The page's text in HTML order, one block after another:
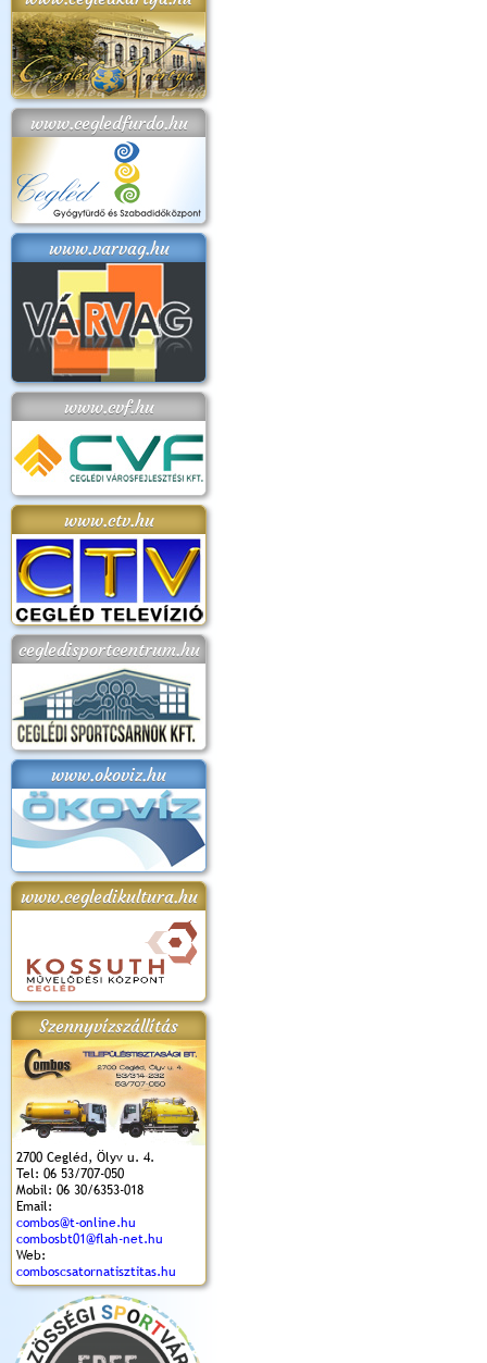
www.cegledfurdo.hu
www.varvag.hu
www.cvf.hu
www.ctv.hu
cegledisportcentrum.hu
www.okoviz.hu
www.cegledikultura.hu
Szennyvízszállítás
2700 Cegléd, Ölyv u. 4.
Tel: 06 53/707-050
Mobil: 06 30/6353-018
Email:
combos@t-online.hu
combosbt01@flah-net.hu
Web:
comboscsatornatisztitas.hu
2018.
Kossuth Toborzó
Ünnepély
Szent István Ünnepe
(2017. 08. 20.)